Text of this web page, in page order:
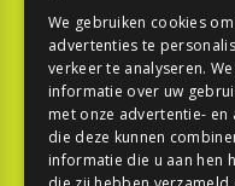
TESTEN
SPORT
REPORTAGE
We gebruiken cookies
advertenties te
verkeer te analyseren.
informatie over uw
met onze advertentie- en
die deze kunnen
informatie die u aan hen